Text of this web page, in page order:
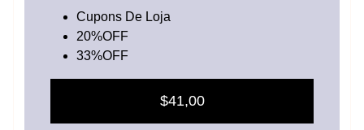
Cupons De Loja
20%OFF
33%OFF
$41,00